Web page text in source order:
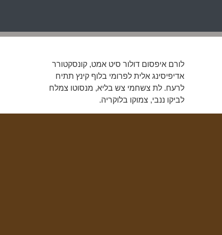
לורם איפסום דולור סיט אמט, קונסקטורר
אדיפיסינג אלית לפרומי בלוף קינץ תתיח
לרעח. לת צשחמי צש בליא, מנסוטו צמלח
לביקו ננבי, צמוקו בלוקריה.